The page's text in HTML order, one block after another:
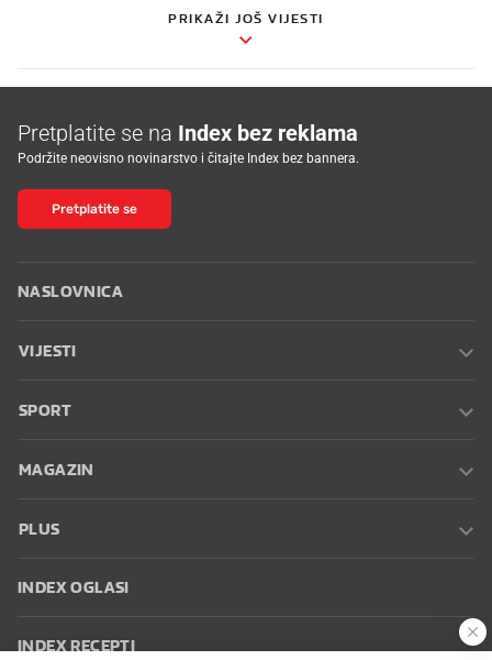
PRIKAŽI JOŠ VIJESTI
Pretplatite se na Index bez reklama
Podržite neovisno novinarstvo i čitajte Index bez bannera.
Pretplatite se
NASLOVNICA
VIJESTI
SPORT
MAGAZIN
PLUS
INDEX OGLASI
INDEX RECEPTI